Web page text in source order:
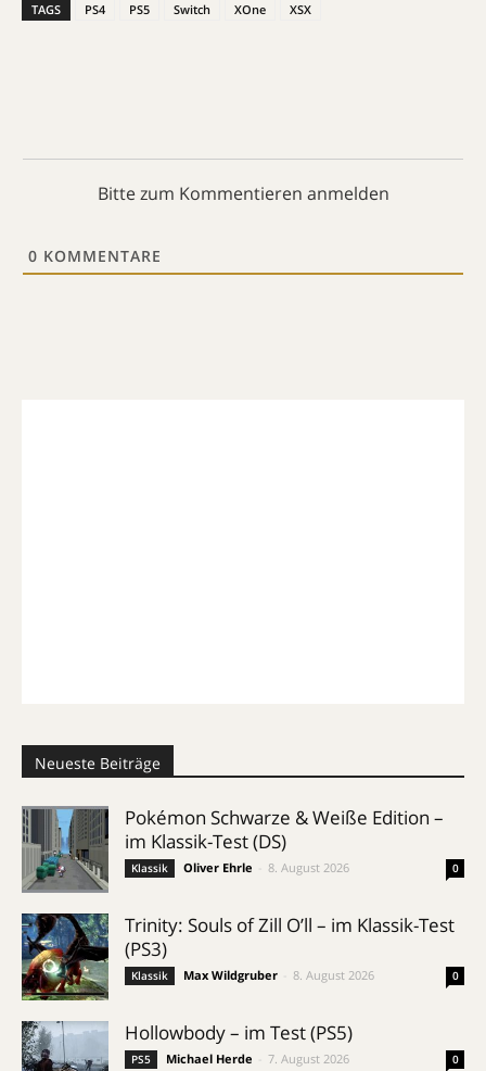
TAGS PS4 PS5 Switch XOne XSX
Bitte zum Kommentieren anmelden
0 KOMMENTARE
Neueste Beiträge
Pokémon Schwarze & Weiße Edition –
im Klassik-Test (DS)
Klassik Oliver Ehrle 8. August 2026 0
Trinity: Souls of Zill O’ll – im Klassik-Test
(PS3)
Klassik Max Wildgruber 8. August 2026 0
Hollowbody – im Test (PS5)
PS5 Michael Herde 7. August 2026 0